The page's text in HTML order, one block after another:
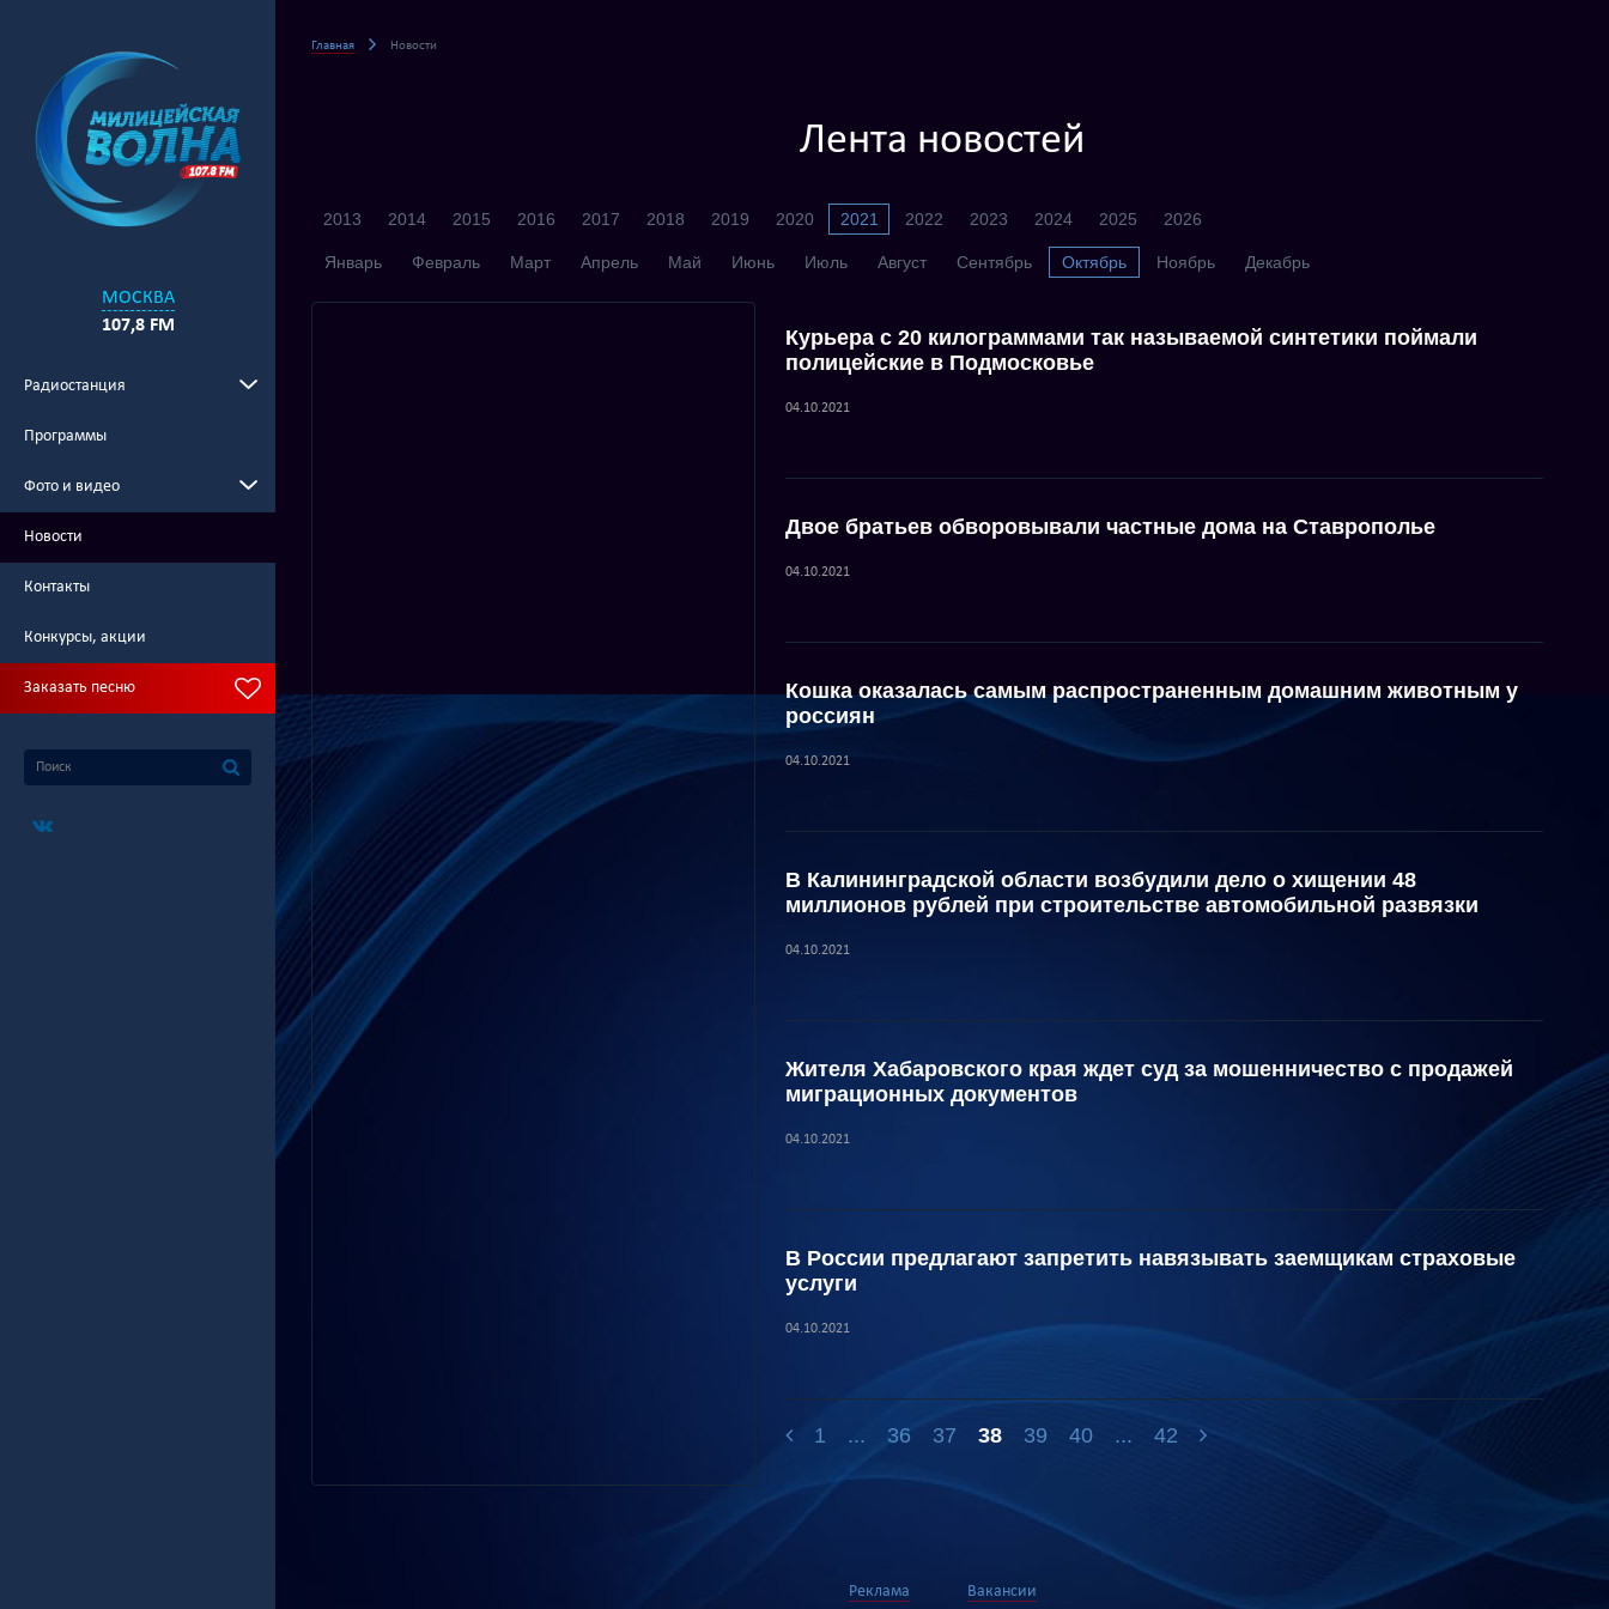
МОСКВА
107,8 FM
Радиостанция
Программы
Фото и видео
Новости
Контакты
Конкурсы, акции
Заказать песню
Главная Новости
Лента новостей
2013 2014 2015 2016 2017 2018 2019 2020 2021 2022 2023 2024 2025 2026
Январь Февраль Март Апрель Май Июнь Июль Август Сентябрь Октябрь Ноябрь Декабрь
Курьера с 20 килограммами так называемой синтетики поймали
полицейские в Подмосковье
04.10.2021
Двое братьев обворовывали частные дома на Ставрополье
04.10.2021
Кошка оказалась самым распространенным домашним животным у
россиян
04.10.2021
В Калининградской области возбудили дело о хищении 48
миллионов рублей при строительстве автомобильной развязки
04.10.2021
Жителя Хабаровского края ждет суд за мошенничество с продажей
миграционных документов
04.10.2021
В России предлагают запретить навязывать заемщикам страховые
услуги
04.10.2021
1 ... 36 37 38 39 40 ... 42
Реклама Вакансии